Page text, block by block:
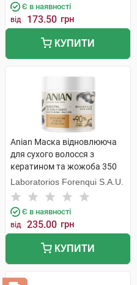
Є в наявності
від 173.50 грн
КУПИТИ
Anian Маска відновлююча
для сухого волосся з
кератином та жожоба 350
мл 1 банка
Laboratorios Forenqui S.A.U.
Є в наявності
від 235.00 грн
КУПИТИ